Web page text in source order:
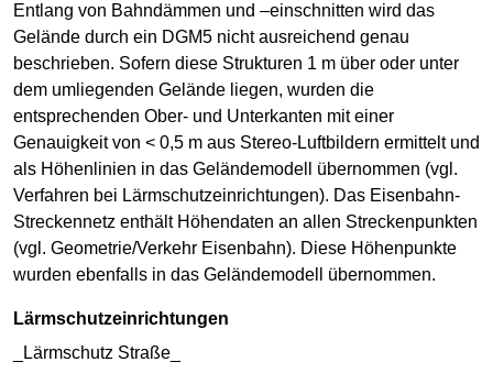
Entlang von Bahndämmen und –einschnitten wird das
Gelände durch ein DGM5 nicht ausreichend genau
beschrieben. Sofern diese Strukturen 1 m über oder unter
dem umliegenden Gelände liegen, wurden die
entsprechenden Ober- und Unterkanten mit einer
Genauigkeit von < 0,5 m aus Stereo-Luftbildern ermittelt und
als Höhenlinien in das Geländemodell übernommen (vgl.
Verfahren bei Lärmschutzeinrichtungen). Das Eisenbahn-
Streckennetz enthält Höhendaten an allen Streckenpunkten
(vgl. Geometrie/Verkehr Eisenbahn). Diese Höhenpunkte
wurden ebenfalls in das Geländemodell übernommen.
Lärmschutzeinrichtungen
_Lärmschutz Straße_